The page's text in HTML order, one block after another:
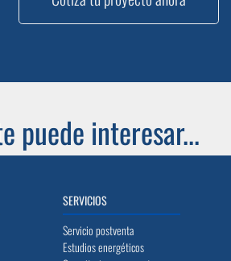
puede interesar...
SERVICIOS
Servicio postventa
Estudios energéticos